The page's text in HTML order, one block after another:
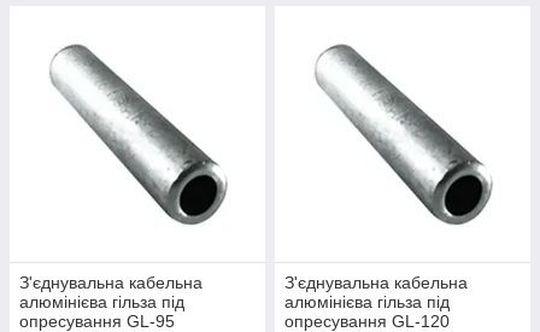
З'єднувальна кабельна
алюмінієва гільза під
опресування GL-95
З'єднувальна кабельна
алюмінієва гільза під
опресування GL-120